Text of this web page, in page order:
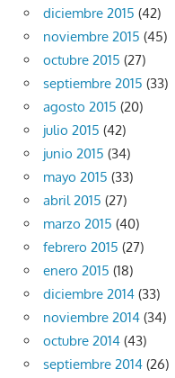
diciembre 2015 (42)
noviembre 2015 (45)
octubre 2015 (27)
septiembre 2015 (33)
agosto 2015 (20)
julio 2015 (42)
junio 2015 (34)
mayo 2015 (33)
abril 2015 (27)
marzo 2015 (40)
febrero 2015 (27)
enero 2015 (18)
diciembre 2014 (33)
noviembre 2014 (34)
octubre 2014 (43)
septiembre 2014 (26)